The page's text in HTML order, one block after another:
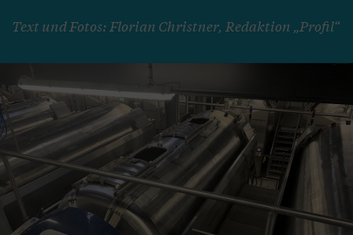
Text und Fotos: Florian Christner, Redaktion „Profil“